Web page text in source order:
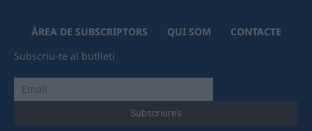
ÀREA DE SUBSCRIPTORS QUI SOM
CONTACTE
Subscriu-te al butlletí